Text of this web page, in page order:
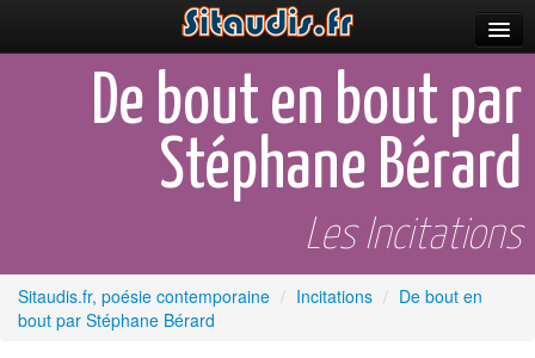
Parutions
Incitations
Poèmes et fictions
Auteurs & poètes
Célébrations
De bout en bout par
Stéphane Bérard
Les Incitations
Sitaudis.fr, poésie contemporaine / Incitations / De bout en
bout par Stéphane Bérard